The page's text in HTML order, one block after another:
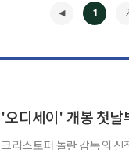
1
'오디세이' 개봉 첫
크리스토퍼 놀란 감독의